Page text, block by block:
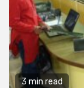
3 min read